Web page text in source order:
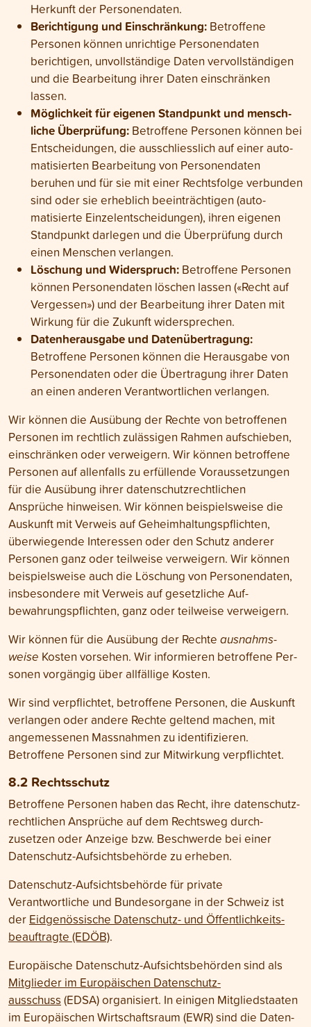
Herkunft der Personen­daten.
Berichtigung und Einschränkung: Betroffene
Personen können unrichtige Personen­daten
berichtigen, unvoll­ständige Daten vervoll­ständigen
und die Bear­beitung ihrer Daten ein­schränken
lassen.
Möglichkeit für eigenen Stand­punkt und mensch­
liche Überprüfung: Betroffene Personen können bei
Entscheidungen, die ausschliess­lich auf einer auto­
matisierten Bearbeitung von Personen­daten
beruhen und für sie mit einer Rechts­folge verbunden
sind oder sie erheblich beein­trächtigen (auto­
matisierte Einzel­entscheidungen), ihren eigenen
Stand­punkt darlegen und die Über­prüfung durch
einen Menschen verlangen.
Löschung und Widerspruch: Betroffene Personen
können Personen­daten löschen lassen («Recht auf
Ver­gessen») und der Bear­beitung ihrer Daten mit
Wirkung für die Zukunft wider­sprechen.
Datenherausgabe und Datenübertragung:
Betroffene Personen können die Heraus­gabe von
Personen­daten oder die Übe­rtragung ihrer Daten
an einen anderen Verant­wortlichen verlangen.
Wir können die Ausübung der Rechte von betroffenen
Personen im recht­lich zu­lässigen Rahmen auf­schieben,
ein­schränken oder ver­weigern. Wir können betroffene
Personen auf allen­falls zu erfüllende Voraus­setzungen
für die Ausübung ihrer daten­schutz­rechtlichen
Ansprüche hinweisen. Wir können beispiels­weise die
Aus­kunft mit Ver­weis auf Geheim­haltungs­pflichten,
überwiegende Inter­essen oder den Schutz anderer
Personen ganz oder teil­weise verweigern. Wir können
beispielsweise auch die Löschung von Personen­daten,
ins­besondere mit Verweis auf gesetz­liche Auf­
bewahrungs­pflichten, ganz oder teil­weise verweigern.
Wir können für die Aus­übung der Rechte ausnahms­
weise Kosten vor­sehen. Wir infor­mieren be­troffene Per­
sonen vorgängig über all­fällige Kosten.
Wir sind ver­pflichtet, betroffene Personen, die Auskunft
ver­langen oder andere Rechte geltend machen, mit
angemessenen Mass­nahmen zu identi­fizieren.
Betroffene Personen sind zur Mit­wirkung verpflichtet.
8.2 Rechtsschutz
Betroffene Personen haben das Recht, ihre daten­schutz­
rechtlichen Ansprüche auf dem Recht­sweg durch­
zusetzen oder Anzeige bzw. Beschwerde bei einer
Daten­schutz-Auf­sichts­behörde zu erheben.
Daten­schutz-Aufsichts­behörde für private
Verantwortliche und Bundes­organe in der Schweiz ist
der Eid­genössische Daten­schutz- und Öffentlich­keits­
beauftragte (EDÖB).
Europäische Daten­schutz-Aufsichts­behörden sind als
Mit­glieder im Euro­päischen Daten­schutz­
ausschuss (EDSA) organisiert. In einigen Mitglied­staaten
im Euro­päischen Wirtschafts­raum (EWR) sind die Daten­